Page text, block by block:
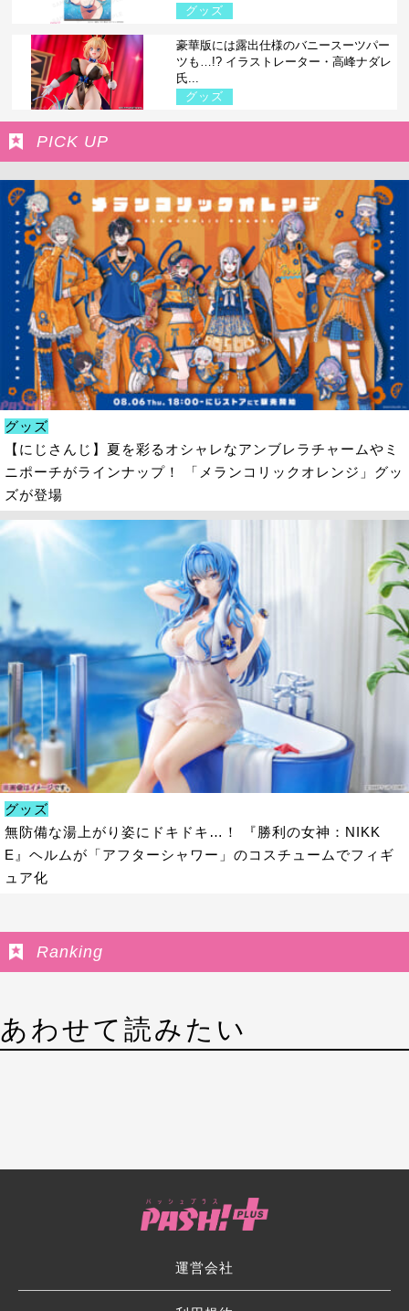
グッズ
豪華版には露出仕様のバニースーツパー
ツも…!? イラストレーター・高峰ナダレ
氏...
グッズ
PICK UP
グッズ
【にじさんじ】夏を彩るオシャレなアンブレラチャームやミ
ニポーチがラインナップ！ 「メランコリックオレンジ」グッ
ズが登場
グッズ
無防備な湯上がり姿にドキドキ…！ 『勝利の女神：NIKK
E』ヘルムが「アフターシャワー」のコスチュームでフィギ
ュア化
Ranking
あわせて読みたい
運営会社